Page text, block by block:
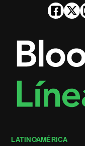
LATINOAMÉRICA